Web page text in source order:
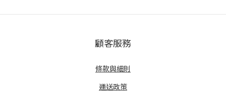
顧客服務
條款與細則
運送政策